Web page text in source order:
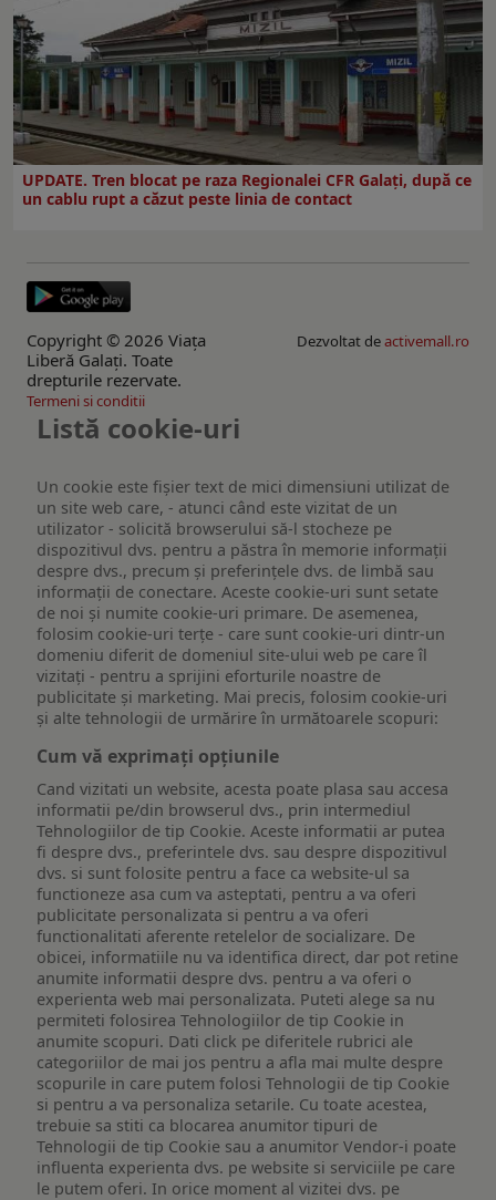
UPDATE. Tren blocat pe raza Regionalei CFR Galați, după ce
un cablu rupt a căzut peste linia de contact
Copyright © 2026 Viaţa
Liberă Galaţi. Toate
drepturile rezervate.
Dezvoltat deactivemall.ro
Termeni si conditii
Listă cookie-uri
Un cookie este fişier text de mici dimensiuni utilizat de
un site web care, - atunci când este vizitat de un
utilizator - solicită browserului să-l stocheze pe
dispozitivul dvs. pentru a păstra în memorie informații
despre dvs., precum și preferințele dvs. de limbă sau
informații de conectare. Aceste cookie-uri sunt setate
de noi și numite cookie-uri primare. De asemenea,
folosim cookie-uri terțe - care sunt cookie-uri dintr-un
domeniu diferit de domeniul site-ului web pe care îl
vizitați - pentru a sprijini eforturile noastre de
publicitate și marketing. Mai precis, folosim cookie-uri
și alte tehnologii de urmărire în următoarele scopuri:
Cum vă exprimați opțiunile
Cand vizitati un website, acesta poate plasa sau accesa
informatii pe/din browserul dvs., prin intermediul
Tehnologiilor de tip Cookie. Aceste informatii ar putea
fi despre dvs., preferintele dvs. sau despre dispozitivul
dvs. si sunt folosite pentru a face ca website-ul sa
functioneze asa cum va asteptati, pentru a va oferi
publicitate personalizata si pentru a va oferi
functionalitati aferente retelelor de socializare. De
obicei, informatiile nu va identifica direct, dar pot retine
anumite informatii despre dvs. pentru a va oferi o
experienta web mai personalizata. Puteti alege sa nu
permiteti folosirea Tehnologiilor de tip Cookie in
anumite scopuri. Dati click pe diferitele rubrici ale
categoriilor de mai jos pentru a afla mai multe despre
scopurile in care putem folosi Tehnologii de tip Cookie
si pentru a va personaliza setarile. Cu toate acestea,
trebuie sa stiti ca blocarea anumitor tipuri de
Tehnologii de tip Cookie sau a anumitor Vendor-i poate
influenta experienta dvs. pe website si serviciile pe care
le putem oferi. In orice moment al vizitei dvs. pe